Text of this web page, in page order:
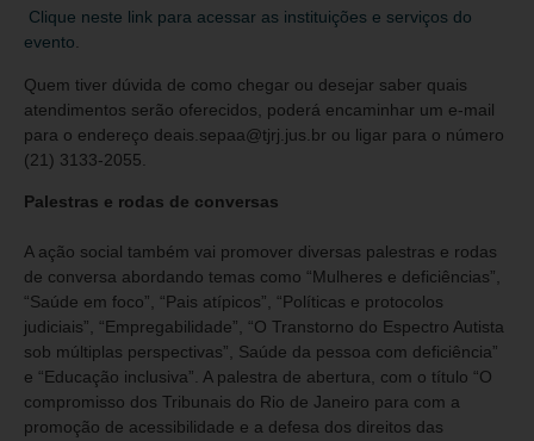
Clique neste link para acessar as instituições e serviços do
evento.
Quem tiver dúvida de como chegar ou desejar saber quais
atendimentos serão oferecidos, poderá encaminhar um e-mail
para o endereço deais.sepaa@tjrj.jus.br ou ligar para o número
(21) 3133-2055.
Palestras e rodas de conversas
A ação social também vai promover diversas palestras e rodas
de conversa abordando temas como “Mulheres e deficiências”,
“Saúde em foco”, “Pais atípicos”, “Políticas e protocolos
judiciais”, “Empregabilidade”, “O Transtorno do Espectro Autista
sob múltiplas perspectivas”, Saúde da pessoa com deficiência”
e “Educação inclusiva”. A palestra de abertura, com o título “O
compromisso dos Tribunais do Rio de Janeiro para com a
promoção de acessibilidade e a defesa dos direitos das